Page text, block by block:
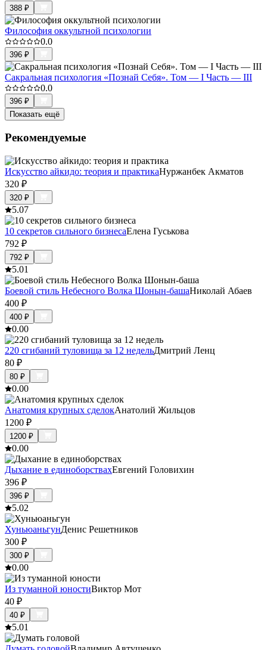
388 ₽
Философия оккультной психологии
0.0
396 ₽
Сакральная психология «Познай Себя». Том — I Часть — III
0.0
396 ₽
Показать ещё
Рекомендуемые
Искусство айкидо: теория и практикаНуржанбек Акматов
320 ₽
320 ₽
5.07
10 секретов сильного бизнесаЕлена Гуськова
792 ₽
792 ₽
5.01
Боевой стиль Небесного Волка Шонын-башаНиколай Абаев
400 ₽
400 ₽
0.00
220 сгибаний туловища за 12 недельДмитрий Ленц
80 ₽
80 ₽
0.00
Анатомия крупных сделокАнатолий Жильцов
1200 ₽
1200 ₽
0.00
Дыхание в единоборствахЕвгений Головихин
396 ₽
396 ₽
5.02
ХуньюаньгунДенис Решетников
300 ₽
300 ₽
0.00
Из туманной юностиВиктор Мот
40 ₽
40 ₽
5.01